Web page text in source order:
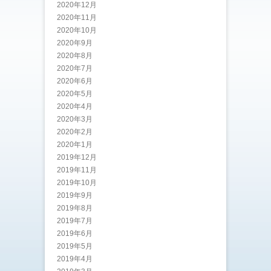
2020年12月
2020年11月
2020年10月
2020年9月
2020年8月
2020年7月
2020年6月
2020年5月
2020年4月
2020年3月
2020年2月
2020年1月
2019年12月
2019年11月
2019年10月
2019年9月
2019年8月
2019年7月
2019年6月
2019年5月
2019年4月